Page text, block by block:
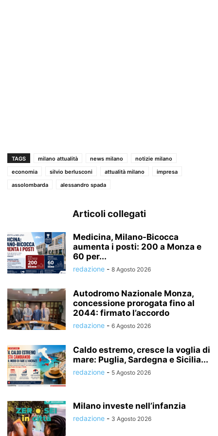
TAGS milano attualità news milano
notizie milano
economia
silvio berlusconi attualità milano
impresa
assolombarda
alessandro spada
Articoli collegati
Medicina, Milano-Bicocca
aumenta i posti: 200 a Monza e
60 per...
redazione - 8 Agosto 2026
Autodromo Nazionale Monza,
concessione prorogata fino al
2044: firmato l’accordo
redazione - 6 Agosto 2026
Caldo estremo, cresce la voglia di
mare: Puglia, Sardegna e Sicilia...
redazione - 5 Agosto 2026
Milano investe nell’infanzia
redazione - 3 Agosto 2026